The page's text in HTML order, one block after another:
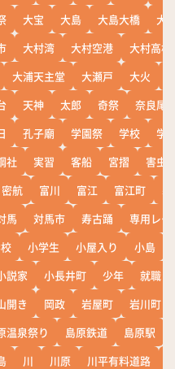
大宝 大島 大島大橋
大
大村湾 大村空港
大村高校
大浦天主堂 大瀬戸 大火
天神 太郎 奇祭
奈良尾
孔子廟 学園祭 学校
学
社 実習 客船 宮摺
害虫
密航 富川 富江 富江町
馬 対馬市 寿古踊
専用レー
小学生 小屋入り 小島
説家 小長井町 少年
就職
開き 岡政 岩屋町
岩川町
温泉祭り 島原鉄道 島原駅
川 川原 川平有料道路